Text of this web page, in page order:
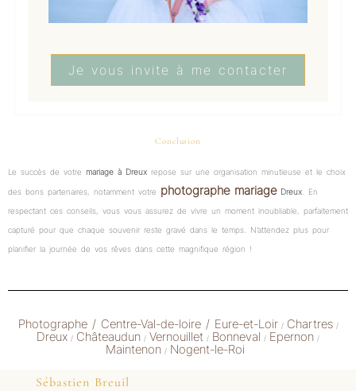
Je vous invite à me contacter
Conclusion
Le succès de votre mariage à Dreux repose sur une organisation minutieuse et le choix
des bons partenaires, notamment votre photographe mariageDreux . En
respectant ces conseils, vous vous assurez de vivre un moment inoubliable, parfaitement
capturé pour que chaque souvenir reste gravé dans le temps. N’attendez plus pour
planifier la journée de vos rêves dans cette magnifique région !
Photographe / Centre-Val-de-loire /Eure-et-Loir / Chartres/
Dreux / Châteaudun / Vernouillet / Bonneval / Epernon /
Maintenon/ Nogent-le-Roi
Sébastien Breuil